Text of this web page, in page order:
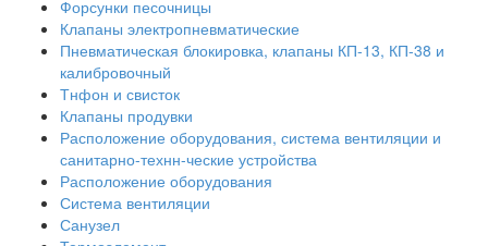
Форсунки песочницы
Клапаны электропневматические
Пневматическая блокировка, клапаны КП-13, КП-38 и
калибровочный
Тнфон и свисток
Клапаны продувки
Расположение оборудования, система вентиляции и
санитарно-технн-ческие устройства
Расположение оборудования
Система вентиляции
Санузел